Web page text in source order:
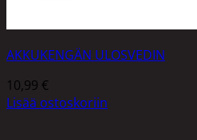
AKKUKENGÄN ULOSVEDIN
10,99 €
Lisää ostoskoriin